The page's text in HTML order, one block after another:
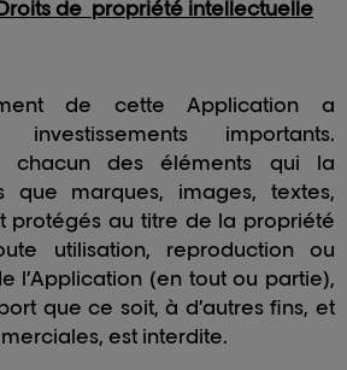
de propriété intellectuelle
de cette Application a
importants.
chacun des éléments qui la
que marques, images, textes,
protégés au titre de la propriété
utilisation, reproduction ou
l’Application (en tout ou partie),
que ce soit, à d’autres fins, et
est interdite.